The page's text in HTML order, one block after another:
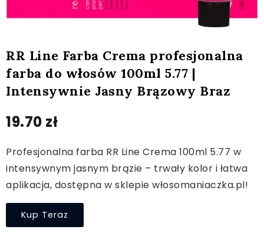
RR Line Farba Crema profesjonalna
farba do włosów 100ml 5.77 |
Intensywnie Jasny Brązowy Braz
19.70 zł
Profesjonalna farba RR Line Crema 100ml 5.77 w
intensywnym jasnym brązie – trwały kolor i łatwa
aplikacja, dostępna w sklepie włosomaniaczka.pl!
Kup Teraz